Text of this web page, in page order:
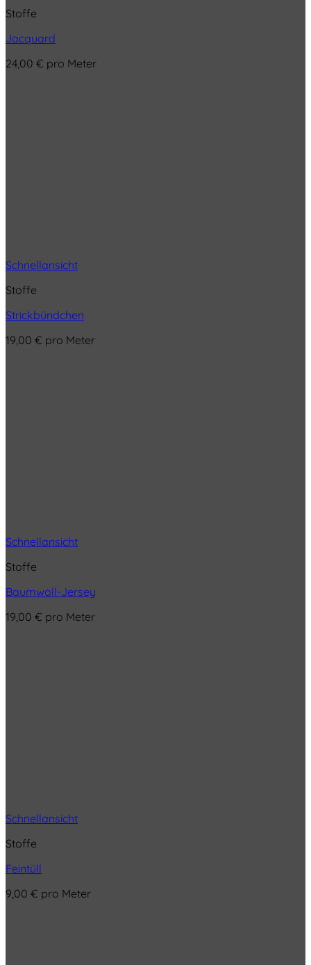
Stoffe
Jacquard
24,00 € pro Meter
Schnellansicht
Stoffe
Strickbündchen
19,00 € pro Meter
Schnellansicht
Stoffe
Baumwoll-Jersey
19,00 € pro Meter
Schnellansicht
Stoffe
Feintüll
9,00 € pro Meter